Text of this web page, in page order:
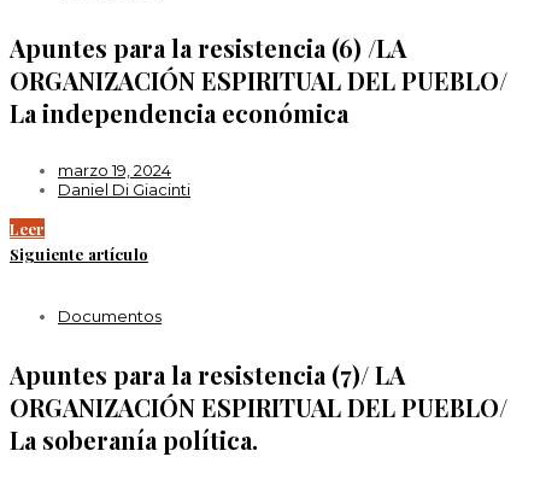
Apuntes para la resistencia (6) /LA
ORGANIZACIÓN ESPIRITUAL DEL PUEBLO/
La independencia económica
marzo 19, 2024
Daniel Di Giacinti
Leer
Siguiente artículo
Documentos
Apuntes para la resistencia (7)/ LA
ORGANIZACIÓN ESPIRITUAL DEL PUEBLO/
La soberanía política.